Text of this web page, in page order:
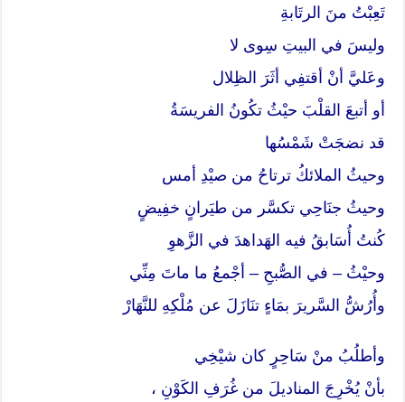
تَعِبْتُ منَ الرتَابةِ
وليسَ في البيتِ سِوى لا
وعَليَّ أنْ أقتفِي أثَرَ الظِلال
أو أتبعَ القلْبَ حيْثُ تكُونُ الفريسَةُ
قد نضجَتْ شَمْسُها
وحيثُ الملائكُ ترتاحُ من صيْدِ أمس
وحيثُ جنَاحِي تكسَّر من طيَرانٍ خفِيضٍ
كُنتُ أُسَابقُ فيه الهَداهدَ في الزَّهوِ
وحيْثُ – في الصُّبحِ – أجْمعُ ما ماتَ مِنِّي
وأُرُشُّ السَّريرَ بمَاءٍ تنَازَلَ عن مُلْكِهِ للنَّهَارْ
وأطلُبُ منْ سَاحِرٍ كان شيْخِي
بأنْ يُخْرِجَ المناديلَ من غُرَفِ الكَوْنِ ،